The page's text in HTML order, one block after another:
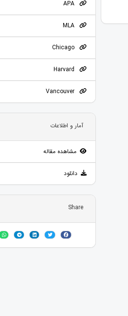
آمار و اطلاعات
مشاهده مقاله
دانلود
Share